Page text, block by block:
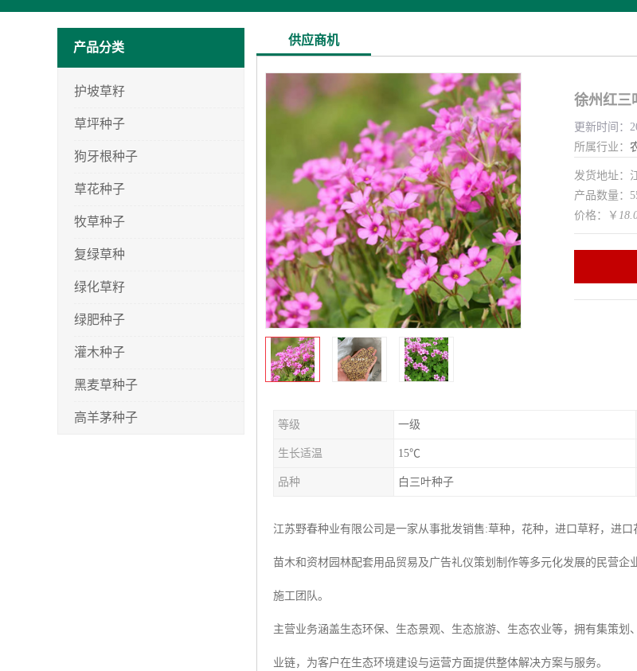
产品分类
护坡草籽
草坪种子
狗牙根种子
草花种子
牧草种子
复绿草种
绿化草籽
绿肥种子
灌木种子
黑麦草种子
高羊茅种子
供应商机
徐州红三
更新时间：
所属行业：
发货地址：
产品数量：
价格：￥
等级 一级
生长适温 15℃
品种 白三叶种子
江苏野春种业有限公司是一家从事批发销售:草种，花种，进口草籽，进
苗木和资材园林配套用品贸易及广告礼仪策划制作等多元化发展的民营
施工团队。
主营业务涵盖生态环保、生态景观、生态旅游、生态农业等，拥有集策
业链，为客户在生态环境建设与运营方面提供整体解决方案与服务。